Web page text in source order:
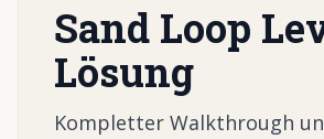
Sand Loop
Lösung
Kompletter Walkthrough